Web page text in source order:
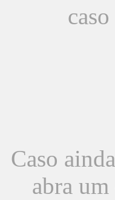
Caso
abra